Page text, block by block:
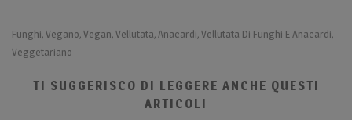
Funghi Vegano Vegan Vellutata Anacardi Vellutata Di Funghi E Anacardi
Veggetariano
TI SUGGERISCO DI LEGGERE ANCHE QUESTI
ARTICOLI